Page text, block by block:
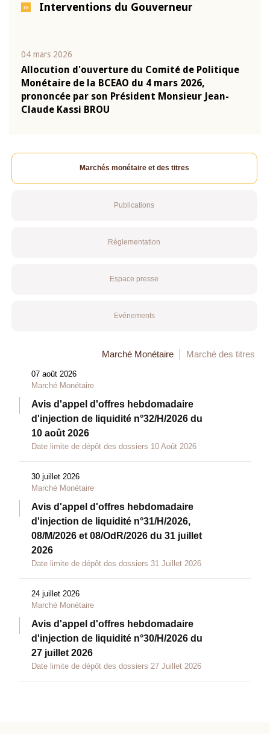
Interventions du Gouverneur
04 mars 2026
Allocution d'ouverture du Comité de Politique
Monétaire de la BCEAO du 4 mars 2026,
prononcée par son Président Monsieur Jean-
Claude Kassi BROU
Marchés monétaire et des titres
Publications
Réglementation
Espace presse
Evénements
Marché Monétaire Marché des titres
07 août 2026
Marché Monétaire
Avis d'appel d'offres hebdomadaire
d'injection de liquidité n°32/H/2026 du
10 août 2026
Date limite de dépôt des dossiers 10 Août 2026
30 juillet 2026
Marché Monétaire
Avis d'appel d'offres hebdomadaire
d'injection de liquidité n°31/H/2026,
08/M/2026 et 08/OdR/2026 du 31 juillet
2026
Date limite de dépôt des dossiers 31 Juillet 2026
24 juillet 2026
Marché Monétaire
Avis d'appel d'offres hebdomadaire
d'injection de liquidité n°30/H/2026 du
27 juillet 2026
Date limite de dépôt des dossiers 27 Juillet 2026